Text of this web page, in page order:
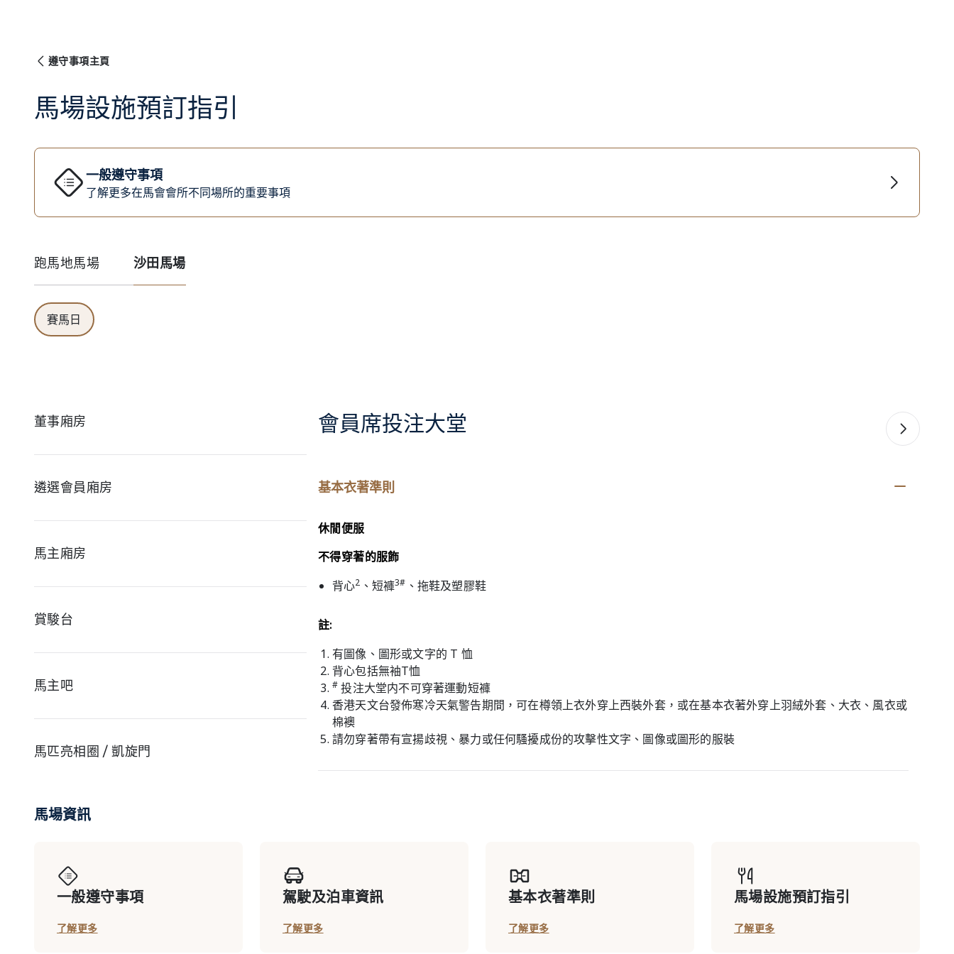
遵守事項主頁
馬場設施預訂指引
一般遵守事項
了解更多在馬會會所不同場所的重要事項
跑馬地馬場 沙田馬場
賽馬日
董事廂房
遴選會員廂房
馬主廂房
賞駿台
馬主吧
馬匹亮相圈 / 凱旋門
馬會廂房
競駿會 (賽馬日)
會員席投注大堂
基本衣著準則
休閒便服
不得穿著的服飾
背心2 、短褲3# 、拖鞋及塑膠鞋
註:
有圖像、圖形或文字的 T 恤
背心包括無袖T恤
# 投注大堂内不可穿著運動短褲
香港天文台發佈寒冷天氣警告期間，可在樽領上衣外穿上西裝外套，或在基本衣著外穿上羽絨外套、大衣、風衣或
棉襖
請勿穿著帶有宣揚歧視、暴力或任何騷擾成份的攻擊性文字、圖像或圖形的服裝
馬場資訊
一般遵守事項
了解更多
駕駛及泊車資訊
了解更多
基本衣著準則
了解更多
馬場設施預訂指引
了解更多